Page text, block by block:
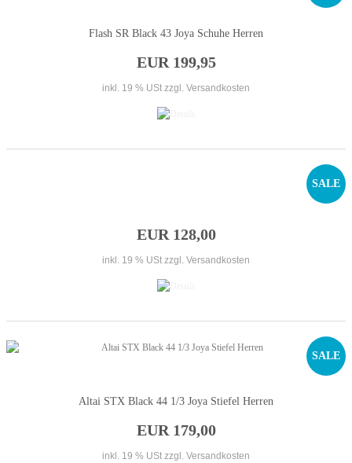
Flash SR Black 43 Joya Schuhe Herren
EUR 199,95
inkl. 19 % USt zzgl. Versandkosten
EUR 128,00
inkl. 19 % USt zzgl. Versandkosten
SALE
Altai STX Black 44 1/3 Joya Stiefel Herren
EUR 179,00
inkl. 19 % USt zzgl. Versandkosten
SALE